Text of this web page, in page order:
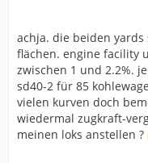
achja. die beiden
flächen. engine facility
zwischen 1 und 2.2%.
sd40-2 für 85
vielen kurven doch
wiedermal zugkraft-
meinen loks anstellen ?